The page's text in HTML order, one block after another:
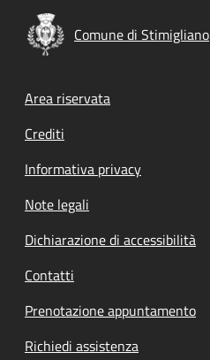
Comune di Stimigliano
Footer menu
Area riservata
Crediti
Informativa privacy
Note legali
Dichiarazione di accessibilità
Contatti
Prenotazione appuntamento
Richiedi assistenza